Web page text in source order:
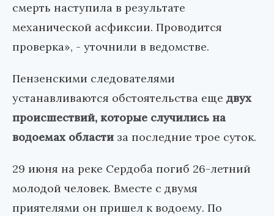
смерть наступила в результате
механической асфиксии. Проводится
проверка», - уточнили в ведомстве.
Пензенскими следователями
устанавливаются обстоятельства еще двух
происшествий, которые случились на
водоемах области за последние трое суток.
29 июня на реке Сердоба погиб 26-летний
молодой человек. Вместе с двумя
приятелями он пришел к водоему. По